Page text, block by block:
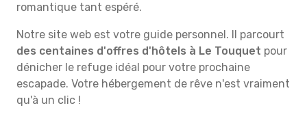
romantique tant espéré.
Notre site web est votre guide personnel. Il parcourt
des centaines d'offres d'hôtels à Le Touquet pour
dénicher le refuge idéal pour votre prochaine
escapade. Votre hébergement de rêve n'est vraiment
qu'à un clic !